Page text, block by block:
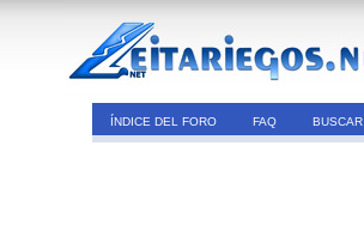
ÍNDICE DEL FORO FAQ BUSCAR